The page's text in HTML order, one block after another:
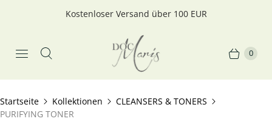
Kostenloser Versand über 100 EUR
0
Startseite Kollektionen
CLEANSERS & TONERS
PURIFYING TONER